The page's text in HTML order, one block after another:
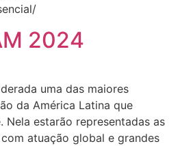
2024
uma das maiores
da América Latina que
Nela estarão representadas as
atuação global e grandes